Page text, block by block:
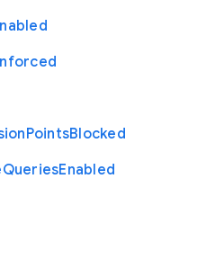
PointsBlocked
QueriesEnabled